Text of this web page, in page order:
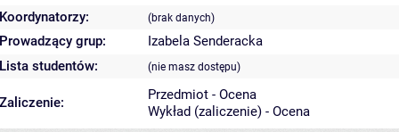
Koordynatorzy:
(brak danych)
Prowadzący grup:
Izabela Senderacka
Lista studentów:
(nie masz dostępu)
Zaliczenie:
Przedmiot - Ocena
Wykład (zaliczenie) - Ocena